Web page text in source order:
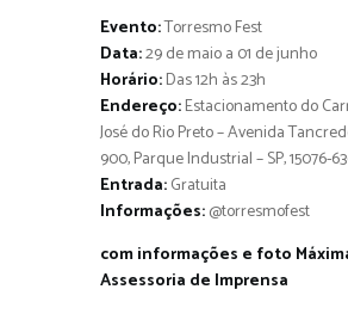
Evento:Torresmo Fest
Data:29 de maio a 01 de junho
Horário:Das 12h às 23h
Endereço:Estacionamento do
José do Rio Preto – Avenida
900, Parque Industrial – SP, 15076-
Entrada:Gratuita
Informações:@torresmofest
com informações e foto
Assessoria de Imprensa